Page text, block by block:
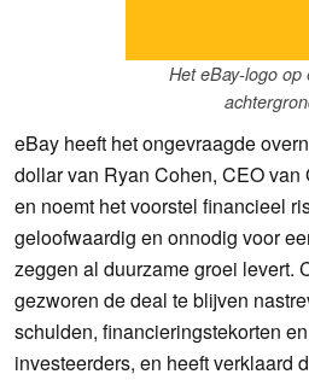
Het eBay-logo op
eBay heeft het ongevraagde
dollar van Ryan Cohen, CEO van
en noemt het voorstel financieel
geloofwaardig en onnodig voor
zeggen al duurzame groei levert.
gezworen de deal te blijven
schulden, financieringstekorten
investeerders, en heeft verklaard